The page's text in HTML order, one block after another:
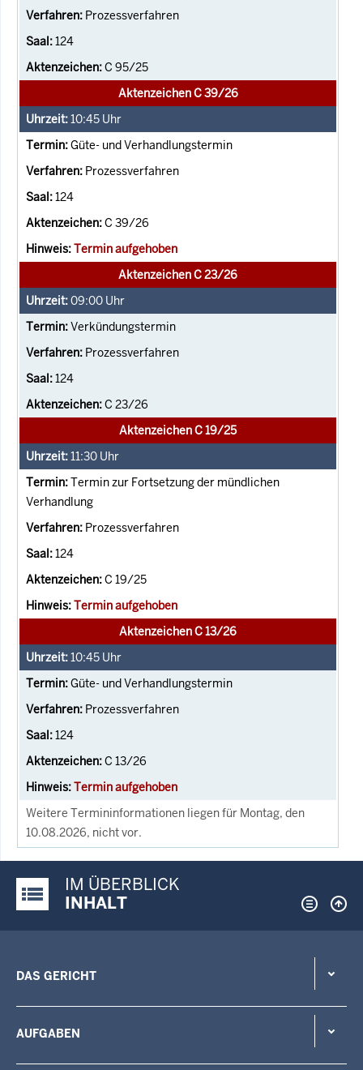
Prozessverfahren
124
C 95/25
Aktenzeichen C 39/26
10:45 Uhr
Güte- und Verhandlungstermin
Prozessverfahren
124
C 39/26
Termin aufgehoben
Aktenzeichen C 23/26
09:00 Uhr
Verkündungstermin
Prozessverfahren
124
C 23/26
Aktenzeichen C 19/25
11:30 Uhr
Termin zur Fortsetzung der mündlichen
Verhandlung
Prozessverfahren
124
C 19/25
Termin aufgehoben
Aktenzeichen C 13/26
10:45 Uhr
Güte- und Verhandlungstermin
Prozessverfahren
124
C 13/26
Termin aufgehoben
Weitere Termininformationen liegen für Montag, den
10.08.2026, nicht vor.
Justiz-Portal im Überblick:
IM ÜBERBLICK
INHALT
DAS GERICHT
AUFGABEN